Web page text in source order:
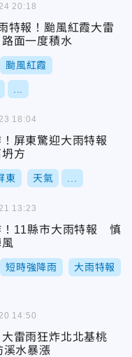
特報！颱風紅霞大雷
面一度積水
颱風紅霞
20:18
！屏東驚迎大雨特報
方
東 天氣
18:04
！11縣市大雨特報 慎
短時強降雨 大雨特報
13:23
雷雨狂炸北北基桃
水暴漲
14:50